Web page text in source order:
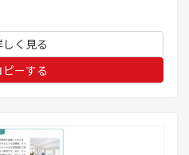
しく見る
ピーする